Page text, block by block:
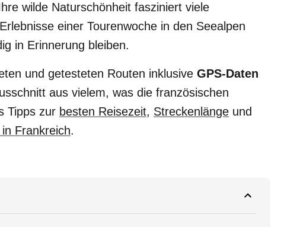
wilde Naturschönheit fasziniert viele
einer Tourenwoche in den Seealpen
in Erinnerung bleiben.
und getesteten Routen inklusive GPS-Daten
aus vielem, was die französischen
Tipps zur besten Reisezeit, Streckenlänge und
Frankreich.